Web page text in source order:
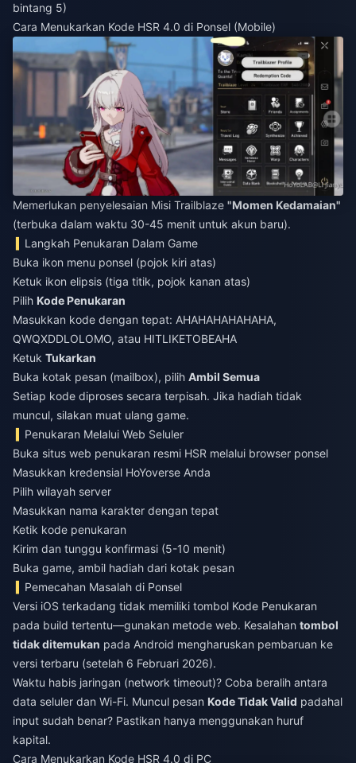
bintang 5)
Cara Menukarkan Kode HSR 4.0 di Ponsel (Mobile)
Memerlukan penyelesaian Misi Trailblaze "Momen Kedamaian"
(terbuka dalam waktu 30-45 menit untuk akun baru).
Langkah Penukaran Dalam Game
Buka ikon menu ponsel (pojok kiri atas)
Ketuk ikon elipsis (tiga titik, pojok kanan atas)
Pilih Kode Penukaran
Masukkan kode dengan tepat: AHAHAHAHAHAHA,
QWQXDDLOLOMO, atau HITLIKETOBEAHA
Ketuk Tukarkan
Buka kotak pesan (mailbox), pilih Ambil Semua
Setiap kode diproses secara terpisah. Jika hadiah tidak
muncul, silakan muat ulang game.
Penukaran Melalui Web Seluler
Buka situs web penukaran resmi HSR melalui browser ponsel
Masukkan kredensial HoYoverse Anda
Pilih wilayah server
Masukkan nama karakter dengan tepat
Ketik kode penukaran
Kirim dan tunggu konfirmasi (5-10 menit)
Buka game, ambil hadiah dari kotak pesan
Pemecahan Masalah di Ponsel
Versi iOS terkadang tidak memiliki tombol Kode Penukaran
pada build tertentu—gunakan metode web. Kesalahan tombol
tidak ditemukan pada Android mengharuskan pembaruan ke
versi terbaru (setelah 6 Februari 2026).
Waktu habis jaringan (network timeout)? Coba beralih antara
data seluler dan Wi-Fi. Muncul pesan Kode Tidak Valid padahal
input sudah benar? Pastikan hanya menggunakan huruf
kapital.
Cara Menukarkan Kode HSR 4.0 di PC